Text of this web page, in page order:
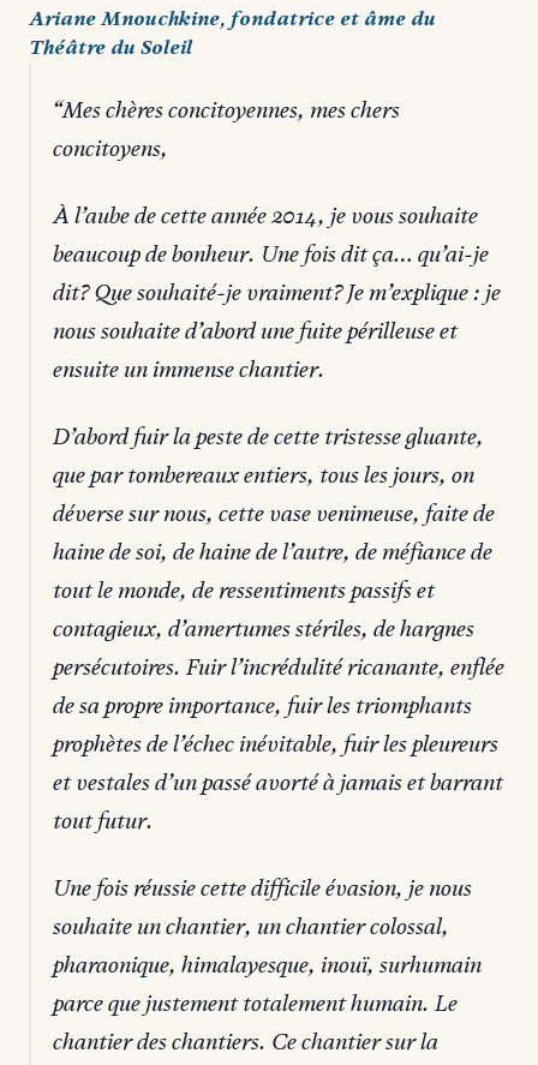
Ariane Mnouchkine, fondatrice et âme du
Théâtre du Soleil
Mes chères concitoyennes, mes chers
concitoyens,
À l’aube de cette année 2014, je vous souhaite
beaucoup de bonheur. Une fois dit ça… qu’ai-je
dit? Que souhaité-je vraiment? Je m’explique : je
nous souhaite d’abord une fuite périlleuse et
ensuite un immense chantier.
D’abord fuir la peste de cette tristesse gluante,
que par tombereaux entiers, tous les jours, on
déverse sur nous, cette vase venimeuse, faite de
haine de soi, de haine de l’autre, de méfiance de
tout le monde, de ressentiments passifs et
contagieux, d’amertumes stériles, de hargnes
persécutoires. Fuir l’incrédulité ricanante, enflée
de sa propre importance, fuir les triomphants
prophètes de l’échec inévitable, fuir les pleureurs
et vestales d’un passé avorté à jamais et barrant
tout futur.
Une fois réussie cette difficile évasion, je nous
souhaite un chantier, un chantier colossal,
pharaonique, himalayesque, inouï, surhumain
parce que justement totalement humain. Le
chantier des chantiers. Ce chantier sur la